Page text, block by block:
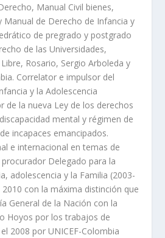
Manual Civil bienes,
Manual de Derecho de Infancia y
de pregrado y postgrado
de las Universidades,
Rosario, Sergio Arboleda y
Correlator e impulsor del
y la Adolescencia
de la nueva Ley de los derechos
mental y régimen de
incapaces emancipados.
e internacional en temas de
procurador Delegado para la
adolescencia y la Familia (2003-
con la máxima distinción que
General de la Nación con la
Hoyos por los trabajos de
2008 por UNICEF-Colombia